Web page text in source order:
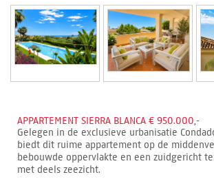
APPARTEMENT SIERRA BLANCA € 950.000,-
Gelegen in de exclusieve urbanisatie
biedt dit ruime appartement op de
bebouwde oppervlakte en een zuidgericht
met deels zeezicht.